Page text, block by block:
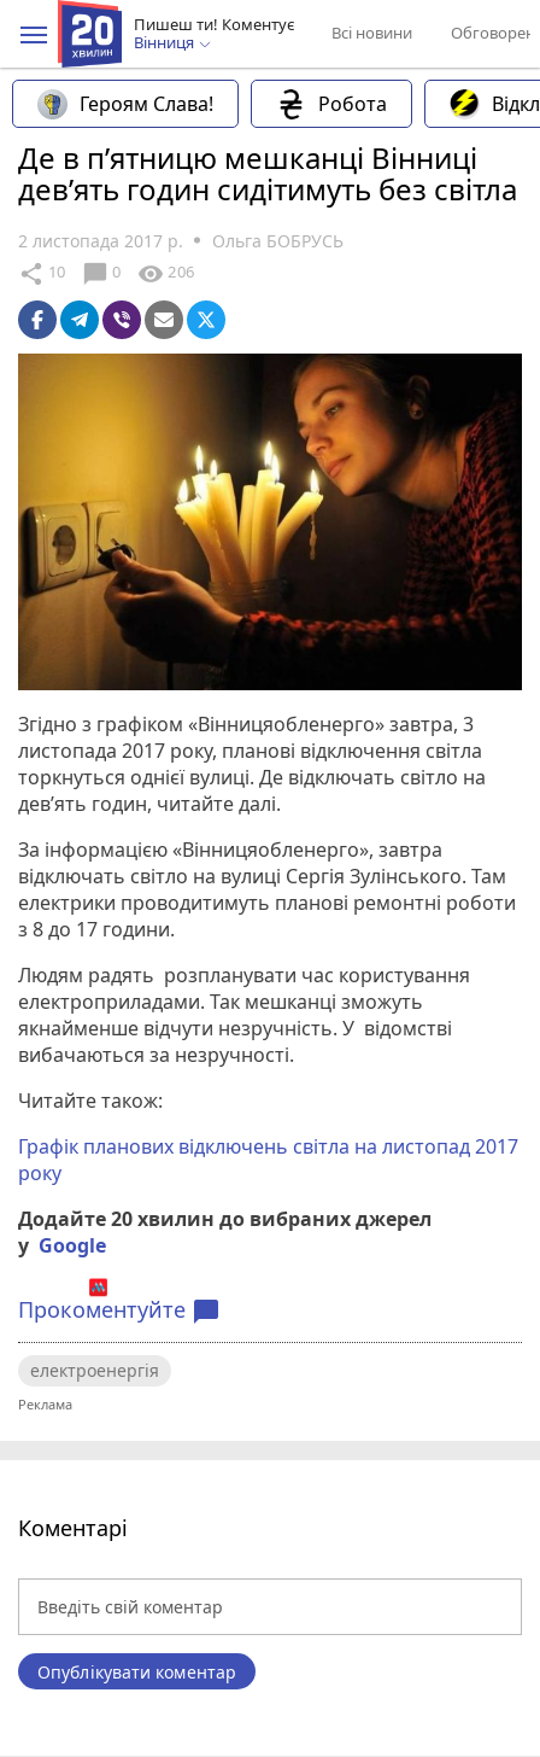
Пишеш ти! Коментує
Вінниця
Всі новини
Героям Слава! Робота
Де в п’ятницю мешканці Вінниці
дев’ять годин сидітимуть без світла
2 листопада 2017 р. Ольга БОБРУСЬ
share 10 chat_bubble 0 visibility 206
Згідно з графіком «Вінницяобленерго» завтра, 3
листопада 2017 року, планові відключення світла
торкнуться однієї вулиці. Де відключать світло на
дев’ять годин, читайте далі.
За інформацією «Вінницяобленерго», завтра
відключать світло на вулиці Сергія Зулінського. Там
електрики проводитимуть планові ремонтні роботи
з 8 до 17 години.
Людям радять розпланувати час користування
електроприладами. Так мешканці зможуть
якнайменше відчути незручність. У відомстві
вибачаються за незручності.
Читайте також:
Графік планових відключень світла на листопад 2017
року
Додайте 20 хвилин до вибраних джерел
у Google
Прокоментуйте chat_bubble
електроенергія
Коментарі
Опублікувати коментар